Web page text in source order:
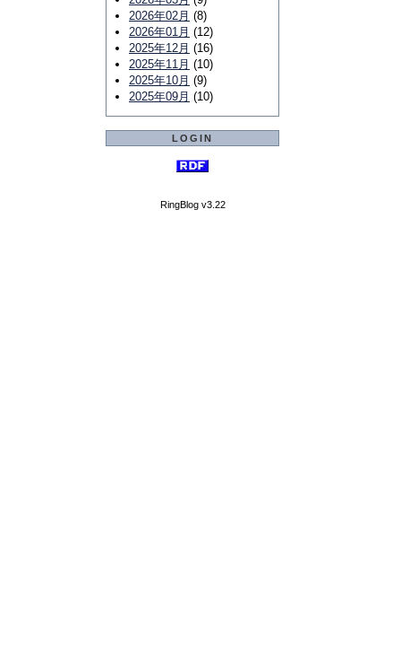
2026年02月 (8)
2026年01月 (12)
2025年12月 (16)
2025年11月 (10)
2025年10月 (9)
2025年09月 (10)
LOGIN
RingBlog v3.22